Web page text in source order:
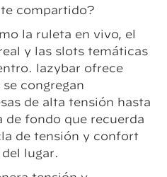
compartido?
la ruleta en vivo, el
y las slots temáticas
lazybar ofrece
congregan
de alta tensión hasta
de fondo que recuerda
de tensión y confort
lugar.